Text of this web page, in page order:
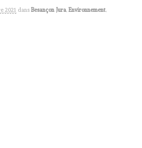
2021 dans Besançon Jura, Environnement,